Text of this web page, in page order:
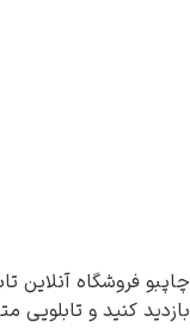
چاپبو فروشگاه آنلاین
بازدید کنید و تابلویی